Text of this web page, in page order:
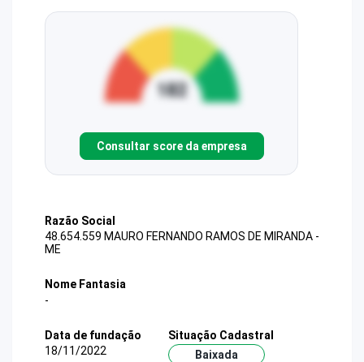
Consultar score da empresa
Razão Social
48.654.559 MAURO FERNANDO RAMOS DE MIRANDA -
ME
Nome Fantasia
-
Data de fundação
18/11/2022
Situação Cadastral
Baixada